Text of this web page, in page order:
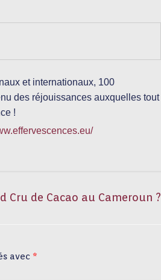
et internationaux, 100
des réjouissances auxquelles tout
!
Cru de Cacao au Cameroun ?
avec *